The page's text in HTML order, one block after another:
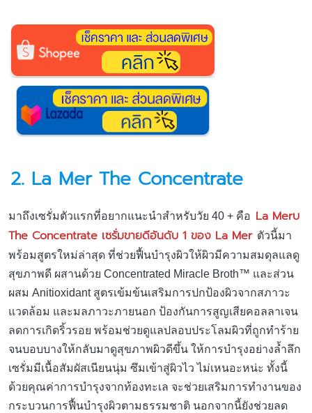
2. La Mer The Concentrate
มาถึงเซรั่มตัวแรกที่อยากแนะนำสำหรับวัย 40 + คือ La Merบ
The Concentrate เซรั่มขายดีอันดับ 1 ของ La Mer ตัวนี้มา
พร้อมสูตรใหม่ล่าสุด ที่ช่วยฟื้นบำรุงผิวให้ผิวมีความสมดุลแลดู
สุขภาพดี ผสานด้วย Concentrated Miracle Broth™ และส่วน
ผสม Anitioxidant สูตรเข้มข้นเสริมการปกป้องผิวจากสภาวะ
แวดล้อม และมลภาวะภายนอก ป้องกันการสูญเสียคอลลาเจน
ลดการเกิดริ้วรอย พร้อมช่วยดูแลปลอบประโลมผิวที่ถูกทำร้าย
จนบอบบางให้กลับมาดูสุขภาพผิวดีขึ้น ให้การบำรุงอย่างล้ำลึก
เซรั่มมีเนื้อสัมผัสเนียนนุ่ม ซึมเข้าสู่ผิวไว ไม่เหนอะหน่ะ ทั้งนี้
ด้วยคุณค่าการบำรุงจากท้องทะเล จะช่วยเสริมการทำงานของ
กระบวนการฟื้นบำรุงผิวตามธรรมชาติ นอกจากนี้ยังช่วยลด